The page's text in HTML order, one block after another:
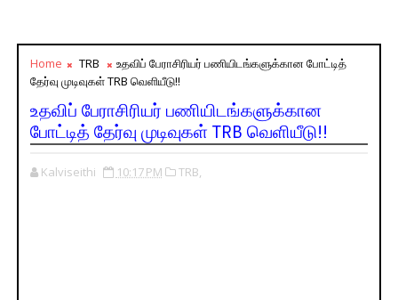
Home TRB
உதவிப் பேராசிரியர் பணியிடங்களுக்கான போட்டித்
தேர்வு முடிவுகள் TRB வெளியீடு!!
உதவிப் பேராசிரியர் பணியிடங்களுக்கான
போட்டித் தேர்வு முடிவுகள் TRB வெளியீடு!!
Kalviseithi 10:17 PM TRB,